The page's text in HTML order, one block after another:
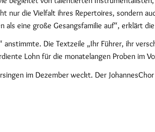
die Vielfalt ihres Repertoires, sondern
eine große Gesangsfamilie auf“, erklärt
Die Textzeile „Ihr Führer, ihr
Lohn für die monatelangen Proben im
im Dezember weckt. Der